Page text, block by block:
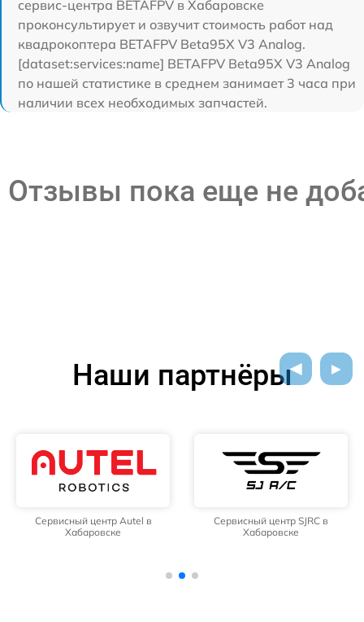
сервис-центра BETAFPV в Хабаровске
проконсультирует и озвучит стоимость работ над
квадрокоптера BETAFPV Beta95X V3 Analog.
[dataset:services:name] BETAFPV Beta95X V3 Analog
по нашей статистике в среднем занимает 3 часа при
наличии всех необходимых запчастей.
Отзывы пока еще не
Наши партнёры
Сервисный центр Autel в
Хабаровске
Сервисный центр SJRC в
Хабаровске